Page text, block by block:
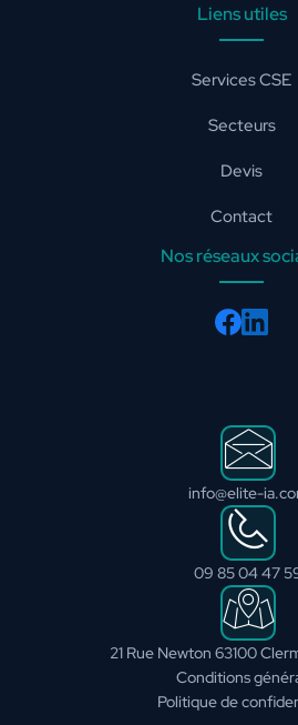
Liens utiles
Services CSE
Secteurs
Devis
Contact
Nos réseaux
info@elite-
09 85 04 47
21 Rue Newton 63100
Conditions
Politique de